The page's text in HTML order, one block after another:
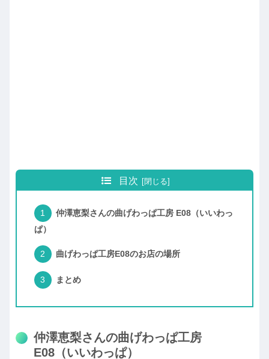
目次
仲澤恵梨さんの曲げわっぱ工房 E08（いいわっ
ぱ）
曲げわっぱ工房E08のお店の場所
まとめ
仲澤恵梨さんの曲げわっぱ工房
E08（いいわっぱ）